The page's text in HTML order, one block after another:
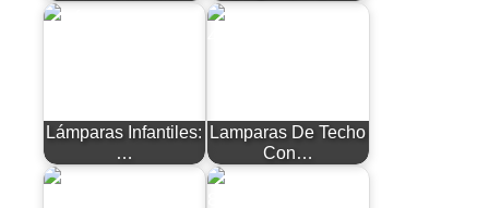
Lámparas Infantiles:
…
Lamparas De Techo
Con…